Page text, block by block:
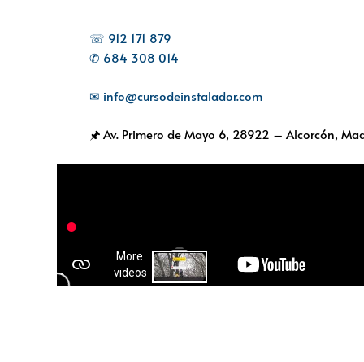
☏ 912 171 879
✆ 684 308 014
✉ info@cursodeinstalador.com
🖈 Av. Primero de Mayo 6, 28922 – Alcorcón,